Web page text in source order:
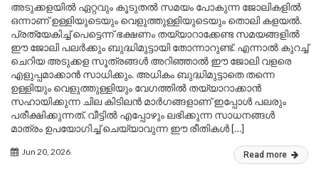
അടുക്കളയിൽ ഏറ്റവും കൂടുതൽ സമയം പോകുന്ന ജോലികളിൽ
ഒന്നാണ് ഉള്ളിയുടെയും വെളുത്തുള്ളിയുടെയും തൊലി കളയൽ.
പ്രത്യേകിച്ച് പെട്ടെന്ന് ഭക്ഷണം തയ്യാറാക്കേണ്ട സമയങ്ങളിൽ
ഈ ജോലി പലർക്കും ബുദ്ധിമുട്ടായി തോന്നാറുണ്ട്. എന്നാൽ കുറച്ച്
ചെറിയ അടുക്കള സൂത്രങ്ങൾ അറിഞ്ഞാൽ ഈ ജോലി വളരെ
എളുപ്പമാക്കാൻ സാധിക്കും. അധികം ബുദ്ധിമുട്ടാതെ തന്നെ
ഉള്ളിയും വെളുത്തുള്ളിയും വേഗത്തിൽ തയ്യാറാക്കാൻ
സഹായിക്കുന്ന ചില കിടിലൻ മാർഗങ്ങളാണ് ഇപ്പോൾ പലരും
പരീക്ഷിക്കുന്നത്. വീട്ടിൽ എപ്പോഴും ലഭിക്കുന്ന സാധനങ്ങൾ
മാത്രം ഉപയോഗിച്ച് ചെയ്യാവുന്ന ഈ രീതികൾ […]
Jun 20, 2026 Read more